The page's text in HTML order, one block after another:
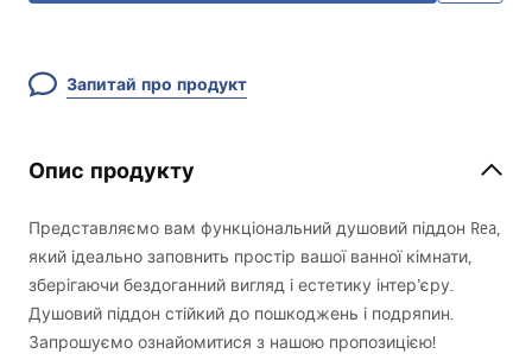
Запитай про продукт
Опис продукту
Представляємо вам функціональний душовий піддон Rea,
який ідеально заповнить простір вашої ванної кімнати,
зберігаючи бездоганний вигляд і естетику інтер’єру.
Душовий піддон стійкий до пошкоджень і подряпин.
Запрошуємо ознайомитися з нашою пропозицією!